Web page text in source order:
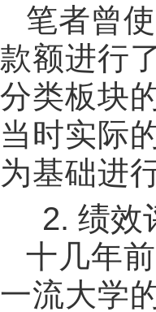
笔者曾
款额进行
分类板块
当时实际
为基础进
2. 绩效
十几年前
一流大学